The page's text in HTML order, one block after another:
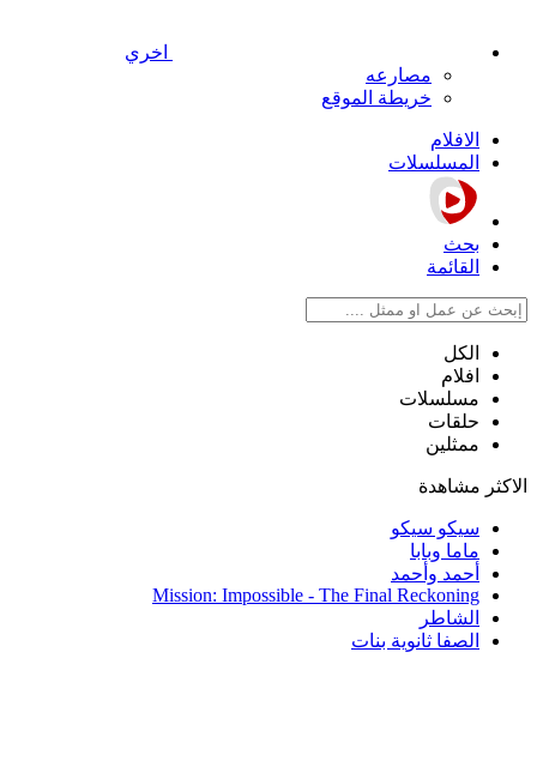
اخري
مصارعه
خريطة الموقع
الافلام
المسلسلات
بحث
القائمة
الكل
افلام
مسلسلات
حلقات
ممثلين
الاكثر مشاهدة
سيكو سيكو
ماما وبابا
أحمد وأحمد
Mission: Impossible - The Final Reckoning
الشاطر
الصفا ثانوية بنات